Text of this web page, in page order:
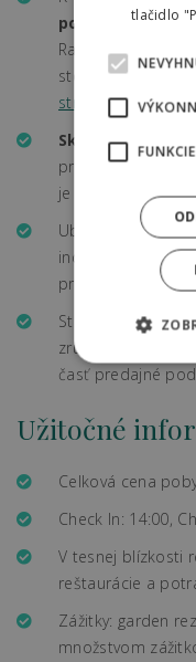
polpenziuv
Raňajky sú
stolov alebo ako
stravovaní v
Skorý check in/
príplatok, ak to
je uvedené v
Ubytovanie s
individuálnej
prosím recepciu
Storno
zrušenia pobytu,
časť predajné
Užitočné
Celková cena
Check In: 14:00,
V tesnej blízkosti
reštaurácie a
Zážitky: garden
množstvom
tlačidlo
FUNKCIE